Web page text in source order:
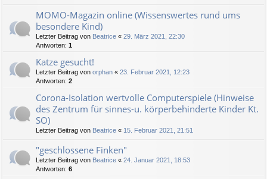
MOMO-Magazin online (Wissenswertes rund ums
besondere Kind)
Letzter Beitrag von Beatrice « 29. März 2021, 22:30
Antworten: 1
Katze gesucht!
Letzter Beitrag von orphan « 23. Februar 2021, 12:23
Antworten: 2
Corona-Isolation wertvolle Computerspiele (Hinweise
des Zentrum für sinnes-u. körperbehinderte Kinder Kt.
SO)
Letzter Beitrag von Beatrice « 15. Februar 2021, 21:51
"geschlossene Finken"
Letzter Beitrag von Beatrice « 24. Januar 2021, 18:53
Antworten: 6